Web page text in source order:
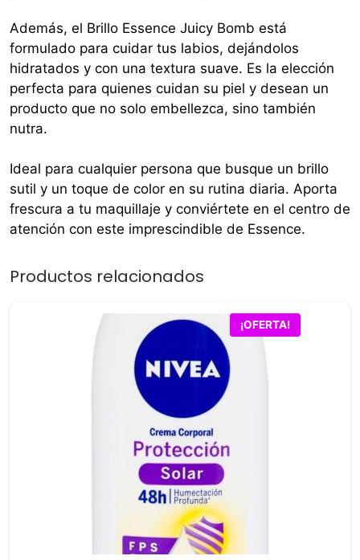
Además, el Brillo Essence Juicy Bomb está
formulado para cuidar tus labios, dejándolos
hidratados y con una textura suave. Es la elección
perfecta para quienes cuidan su piel y desean un
producto que no solo embellezca, sino también
nutra.
Ideal para cualquier persona que busque un brillo
sutil y un toque de color en su rutina diaria. Aporta
frescura a tu maquillaje y conviértete en el centro de
atención con este imprescindible de Essence.
Productos relacionados
¡OFERTA!